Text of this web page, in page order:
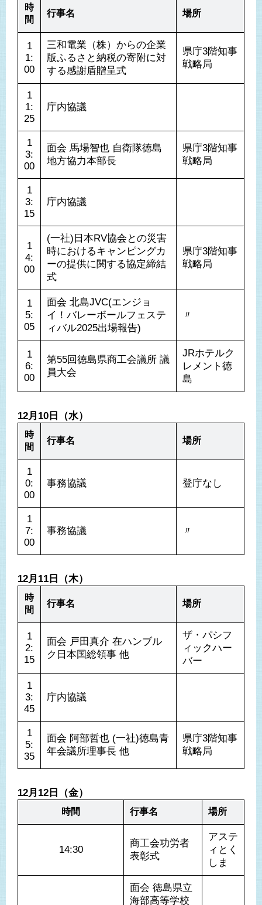
時
間
行事名 場所
1
1:
00
三和電業（株）からの企業
版ふるさと納税の寄附に対
する感謝盾贈呈式
県庁3階知事
戦略局
1
1:
25
庁内協議
1
3:
00
面会 馬場智也 自衛隊徳島
地方協力本部長
県庁3階知事
戦略局
1
3:
15
庁内協議
1
4:
00
(一社)日本RV協会との災害
時におけるキャンピングカ
ーの提供に関する協定締結
式
県庁3階知事
戦略局
1
5:
05
面会 北島JVC(エンジョ
イ！バレーボールフェステ
ィバル2025出場報告)
〃
1
6:
00
第55回徳島県商工会議所 議
員大会
JRホテルク
レメント徳
島
12月10日（水）
時
間
行事名 場所
1
0:
事務協議 登庁なし
1
7:
00
事務協議 〃
12月11日（木）
時
間
行事名 場所
1
2:
15
面会 戸田真介 在ハンブル
ク日本国総領事 他
ザ・パシフ
ィックハー
バー
1
3:
45
庁内協議
1
5:
35
面会 阿部哲也 (一社)徳島青
年会議所理事長 他
県庁3階知事
戦略局
12月12日（金）
時間 行事名 場所
14:30
商工会功労者
表彰式
アステ
ィとく
しま
面会 徳島県立
海部高等学校